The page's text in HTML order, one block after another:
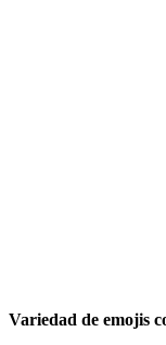
Variedad de emojis